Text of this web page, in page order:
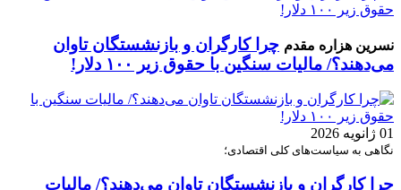
نسرین هزاره مقدم چرا کارگران و بازنشستگان تاوان
می‌دهند؟/ مالیات سنگین با حقوق زیر ۱۰۰ دلار!
01 ژانویه 2026
نگاهی به سیاست‌های کلی اقتصادی؛
چرا کارگران و بازنشستگان تاوان می‌دهند؟/ مالیات